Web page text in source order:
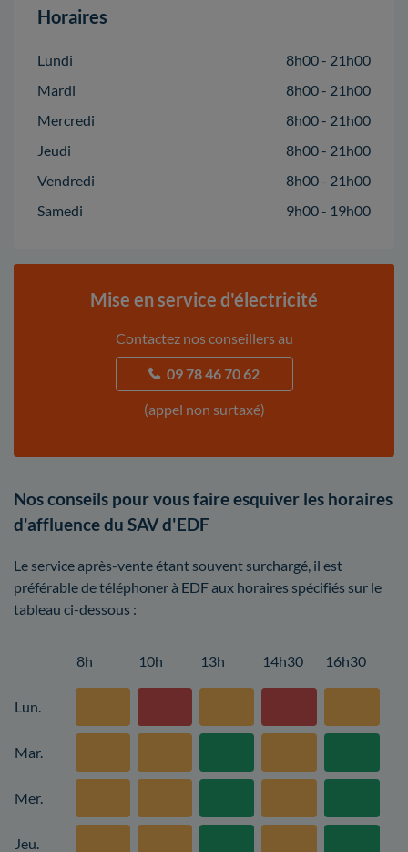
Horaires
Lundi
8h00 - 21h00
Mardi
8h00 - 21h00
Mercredi
8h00 - 21h00
Jeudi
8h00 - 21h00
Vendredi
8h00 - 21h00
Samedi
9h00 - 19h00
Mise en service d'électricité
Contactez nos conseillers au
09 78 46 70 62
(appel non surtaxé)
Nos conseils pour vous faire esquiver les horaires
d'affluence du SAV d'EDF
Le service après-vente étant souvent surchargé, il est
préférable de téléphoner à EDF aux horaires spécifiés sur le
tableau ci-dessous :
8h 10h 13h 14h30 16h30
Lun.
Mar.
Mer.
Jeu.